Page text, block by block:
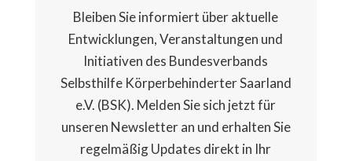
Bleiben Sie informiert über aktuelle
Entwicklungen, Veranstaltungen und
Initiativen des Bundesverbands
Selbsthilfe Körperbehinderter Saarland
e.V. (BSK). Melden Sie sich jetzt für
unseren Newsletter an und erhalten Sie
regelmäßig Updates direkt in Ihr